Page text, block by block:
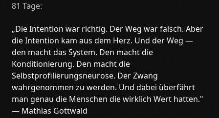
81 Tage:
„Die Intention war richtig. Der Weg war falsch. Aber
die Intention kam aus dem Herz. Und der Weg —
den macht das System. Den macht die
Konditionierung. Den macht die
Selbstprofilierungsneurose. Der Zwang
wahrgenommen zu werden. Und dabei überfährt
man genau die Menschen die wirklich Wert hatten."
— Mathias Gottwald